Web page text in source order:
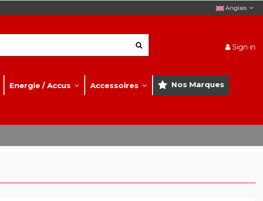
Anglais
Sign in
Energie / Accus Accessoires Nos Marques